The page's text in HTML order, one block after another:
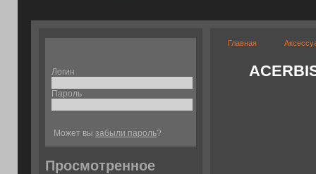
Логин
Пароль
Может вы забыли пароль?
Просмотренное
Главная